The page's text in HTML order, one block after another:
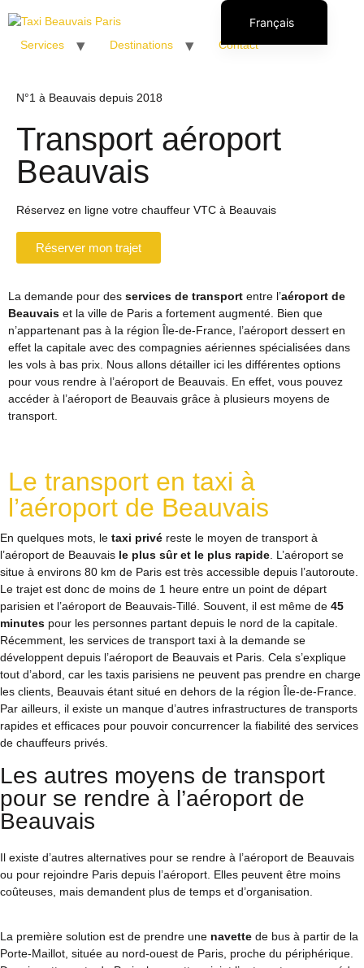
Services Destinations Contact
N°1 à Beauvais depuis 2018
Transport aéroport
Beauvais
Réservez en ligne votre chauffeur VTC à Beauvais
Réserver mon trajet
La demande pour des services de transport entre l’aéroport de
Beauvais et la ville de Paris a fortement augmenté. Bien que
n’appartenant pas à la région Île-de-France, l’aéroport dessert en
effet la capitale avec des compagnies aériennes spécialisées dans
les vols à bas prix. Nous allons détailler ici les différentes options
pour vous rendre à l’aéroport de Beauvais. En effet, vous pouvez
accéder à l’aéroport de Beauvais grâce à plusieurs moyens de
transport.
Le transport en taxi à
l’aéroport de Beauvais
En quelques mots, le taxi privé reste le moyen de transport à
l’aéroport de Beauvais le plus sûr et le plus rapide. L’aéroport se
situe à environs 80 km de Paris est très accessible depuis l’autoroute.
Le trajet est donc de moins de 1 heure entre un point de départ
parisien et l’aéroport de Beauvais-Tillé. Souvent, il est même de 45
minutes pour les personnes partant depuis le nord de la capitale.
Récemment, les services de transport taxi à la demande se
développent depuis l’aéroport de Beauvais et Paris. Cela s’explique
tout d’abord, car les taxis parisiens ne peuvent pas prendre en charge
les clients, Beauvais étant situé en dehors de la région Île-de-France.
Par ailleurs, il existe un manque d’autres infrastructures de transports
rapides et efficaces pour pouvoir concurrencer la fiabilité des services
de chauffeurs privés.
Les autres moyens de transport
pour se rendre à l’aéroport de
Beauvais
Il existe d’autres alternatives pour se rendre à l’aéroport de Beauvais
ou pour rejoindre Paris depuis l’aéroport. Elles peuvent être moins
coûteuses, mais demandent plus de temps et d’organisation.
La première solution est de prendre une navette de bus à partir de la
Porte-Maillot, située au nord-ouest de Paris, proche du périphérique.
Français
English (UK)
Polski